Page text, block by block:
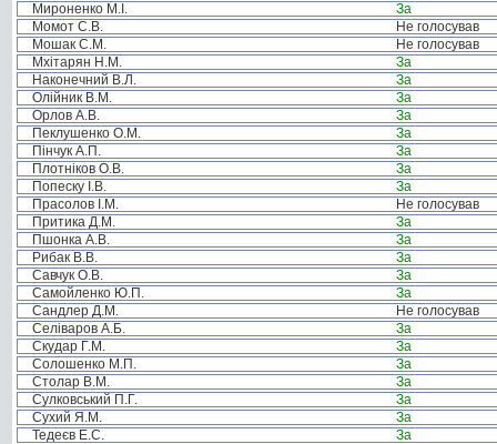
Мироненко М.І.
За
Момот С.В.
Не голосував
Мошак С.М.
Не голосував
Мхітарян Н.М.
За
Наконечний В.Л.
За
Олійник В.М.
За
Орлов А.В.
За
Пеклушенко О.М.
За
Пінчук А.П.
За
Плотніков О.В.
За
Попеску І.В.
За
Прасолов І.М.
Не голосував
Притика Д.М.
За
Пшонка А.В.
За
Рибак В.В.
За
Савчук О.В.
За
Самойленко Ю.П.
За
Сандлер Д.М.
Не голосував
Селіваров А.Б.
За
Скудар Г.М.
За
Солошенко М.П.
За
Столар В.М.
За
Сулковський П.Г.
За
Сухий Я.М.
За
Тедеєв Е.С.
За